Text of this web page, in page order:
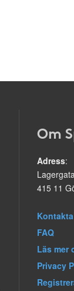
Om
Adress:
415 11
FAQ
Läs mer
Privacy